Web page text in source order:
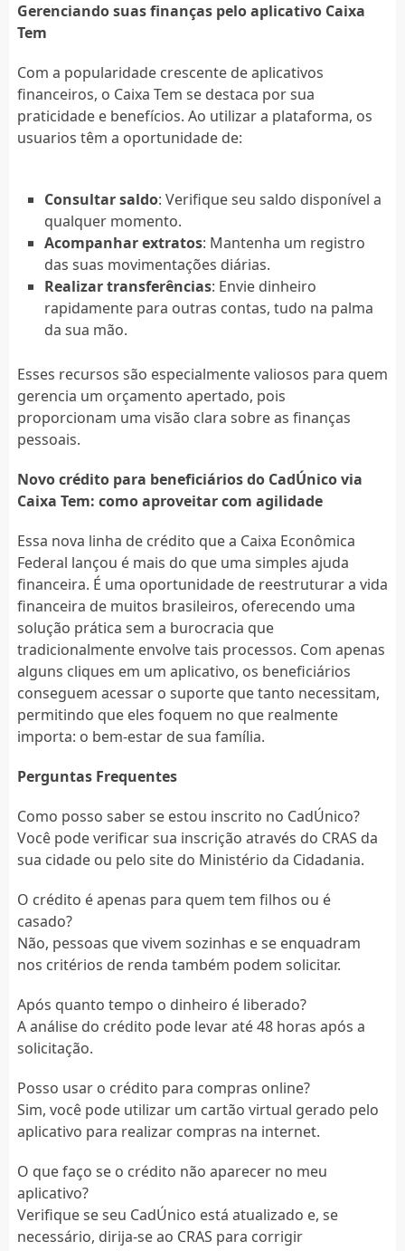
Gerenciando suas finanças pelo aplicativo Caixa
Tem
Com a popularidade crescente de aplicativos
financeiros, o Caixa Tem se destaca por sua
praticidade e benefícios. Ao utilizar a plataforma, os
usuarios têm a oportunidade de:
Consultar saldo: Verifique seu saldo disponível a
qualquer momento.
Acompanhar extratos: Mantenha um registro
das suas movimentações diárias.
Realizar transferências: Envie dinheiro
rapidamente para outras contas, tudo na palma
da sua mão.
Esses recursos são especialmente valiosos para quem
gerencia um orçamento apertado, pois
proporcionam uma visão clara sobre as finanças
pessoais.
Novo crédito para beneficiários do CadÚnico via
Caixa Tem: como aproveitar com agilidade
Essa nova linha de crédito que a Caixa Econômica
Federal lançou é mais do que uma simples ajuda
financeira. É uma oportunidade de reestruturar a vida
financeira de muitos brasileiros, oferecendo uma
solução prática sem a burocracia que
tradicionalmente envolve tais processos. Com apenas
alguns cliques em um aplicativo, os beneficiários
conseguem acessar o suporte que tanto necessitam,
permitindo que eles foquem no que realmente
importa: o bem-estar de sua família.
Perguntas Frequentes
Como posso saber se estou inscrito no CadÚnico?
Você pode verificar sua inscrição através do CRAS da
sua cidade ou pelo site do Ministério da Cidadania.
O crédito é apenas para quem tem filhos ou é
casado?
Não, pessoas que vivem sozinhas e se enquadram
nos critérios de renda também podem solicitar.
Após quanto tempo o dinheiro é liberado?
A análise do crédito pode levar até 48 horas após a
solicitação.
Posso usar o crédito para compras online?
Sim, você pode utilizar um cartão virtual gerado pelo
aplicativo para realizar compras na internet.
O que faço se o crédito não aparecer no meu
aplicativo?
Verifique se seu CadÚnico está atualizado e, se
necessário, dirija-se ao CRAS para corrigir